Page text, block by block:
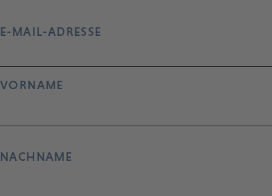
E-MAIL-ADRESSE
VORNAME
NACHNAME